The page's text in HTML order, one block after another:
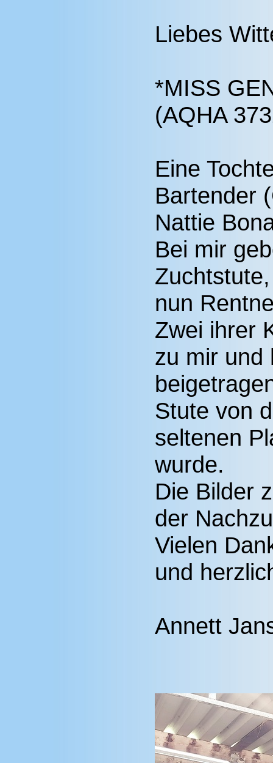
Liebes
*MISS
(AQHA
Eine
Bartender
Nattie
Bei mir
nun
Zwei ihrer
zu mir und
Stute von
seltenen
wurde.
Die Bilder
der
Vielen
und
Annett